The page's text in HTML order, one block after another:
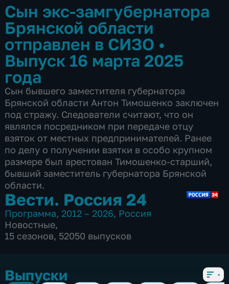
Сын экс-замгубернатора
Брянской области
отправлен в СИЗО •
Выпуск 16 марта 2025
года
Сын бывшего заместителя губернатора
Брянской области Антон Тимошенко заключен
под стражу. Следователи считают, что он
являлся посредником при передаче отцу
взяток от местных предпринимателей. Ранее
по делу о получении взятки в особо крупном
размере был арестован Тимошенко-старший,
бывший заместитель губернатора Брянской
области.
Вести. Россия 24
Программа, 2012 – 2026, Россия
Новостные,
15 сезонов, 52050 выпусков
Выпуски